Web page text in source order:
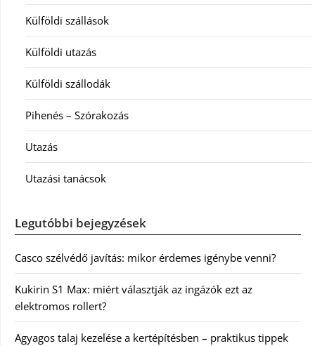
Külföldi szállások
Külföldi utazás
Külföldi szállodák
Pihenés – Szórakozás
Utazás
Utazási tanácsok
Legutóbbi bejegyzések
Casco szélvédő javítás: mikor érdemes igénybe venni?
Kukirin S1 Max: miért választják az ingázók ezt az
elektromos rollert?
Agyagos talaj kezelése a kertépítésben – praktikus tippek